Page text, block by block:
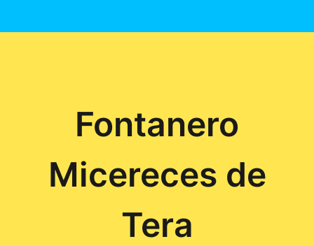
Fontanero
Micereces de
Tera